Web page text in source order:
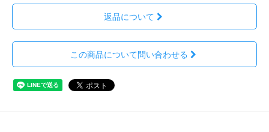
返品について
この商品について問い合わせる